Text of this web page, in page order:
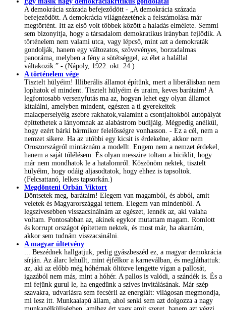
A demokrácia százada befejeződött - „A demokrácia százada
befejeződött. A demokrácia világnézetének a felszámolása már
megtörtént. Itt az első volt többek között a haladás elmélete. Semmi
sem bizonyítja, hogy a társadalom demokratikus irányban fejlődik. A
történelem nem valami utca, vagy lépcső, mint azt a demokraták
gondolják, hanem egy változatos, szövevényes, borzadalmas
panoráma, melyben a fény a sötétséggel, az élet a halállal
váltakozik.” - (Nápoly, 1922. okt. 24.)
A történelem vége
Tisztelt hülyéim! Illiberális államot építünk, mert a liberálisban nem
lophatok el mindent. Tisztelt hülyéim és uraim, keves barátaim! A
legfontosabb versenyfutás ma az, hogyan lehet egy olyan államot
kitalálni, amelyben mindent, egészen a ti gyerekeitek
malacperselyéig zsebre rakhatok,valamint a csontjaitokból autópályát
építtethetek a lányomnak az alabástrom budijáig. Mégpedig anélkül,
hogy ezért bárki bármikor felelősségre vonhasson. - Ez a cél, nem a
nemzet sikere. Ha az utóbbi egy kicsit is érdekelne, akkor nem
Oroszországról mintáznám a modellt. Engem nem a nemzet érdekel,
hanem a saját túlélésem. És olyan messzire toltam a biciklit, hogy
már nem mondhatok le a hatalomról. Köszönöm nektek, tisztelt
hülyéim, hogy odáig aljasodtatok, hogy ehhez is tapsoltok.
(Felcsattanó, lelkes tapsorkán.)
Megdönteni Orbán Viktort
Döntsetek meg, barátaim! Elegem van magamból, és abból, amit
veletek és Magyarországgal tettem. Elegem van mindenből. A
legszívesebben visszacsinálnám az egészet, lennék az, aki valaha
voltam. Pontosabban az, akinek egykor mutattam magam. Romlott
és korrupt országot építettem nektek, és most már, ha akarnám,
akkor sem tudnám visszacsinálni.
A magyar ültetvény
... Beszédnek hallgatjuk, pedig gyászbeszéd ez, a magyar demokrácia
sírján. Az álarc lehullt, mint éjfélkor a karneválban, és megláthattuk:
az, aki az előbb még hóhérnak öltözve lengette vígan a pallosát,
igazából nem más, mint a hóhér. A pallos is valódi, a szándék is. És a
mi fejünk gurul le, ha engedünk a szíves invitálásának. Már szép
szavakra, udvarlásra sem fecsérli az energiáit: világosan megmondja,
mi lesz itt. Munkaalapú állam, ahol senki sem azt dolgozza a nagy